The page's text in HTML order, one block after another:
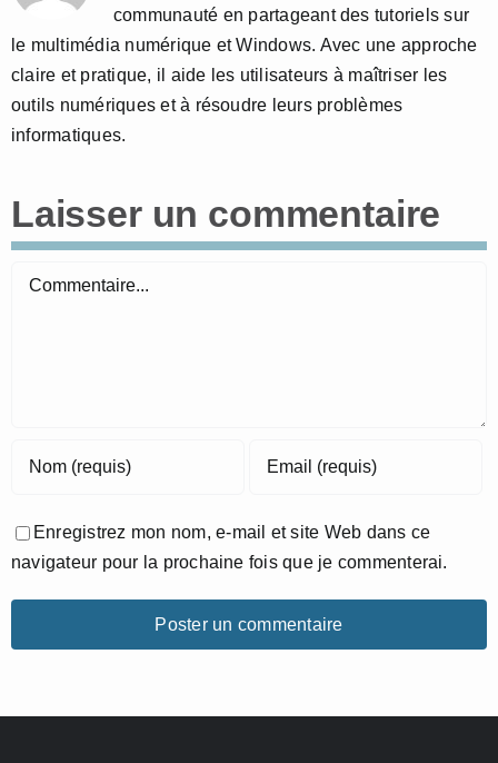
communauté en partageant des tutoriels sur
le multimédia numérique et Windows. Avec une approche
claire et pratique, il aide les utilisateurs à maîtriser les
outils numériques et à résoudre leurs problèmes
informatiques.
Laisser un commentaire
Commentaire
Enregistrez mon nom, e-mail et site Web dans ce
navigateur pour la prochaine fois que je commenterai.